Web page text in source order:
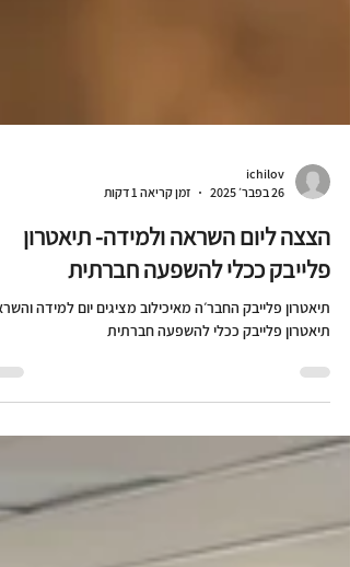
ichilov
26 בפבר׳ 2025
זמן קריאה 1 דקות
הצצה ליום השראה ולמידה- תיאטרון
פלייבק ככלי להשפעה חברתית
תיאטרון פלייבק ככלי להשפעה חברתית